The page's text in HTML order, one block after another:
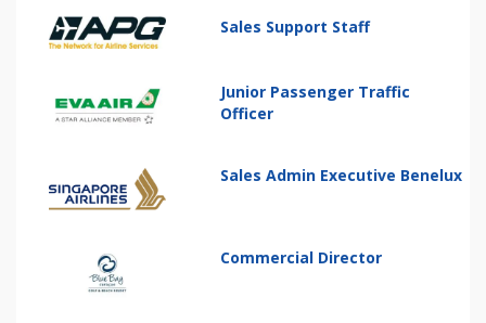
Sales Support Staff
Junior Passenger Traffic
Officer
Sales Admin Executive Benelux
Commercial Director